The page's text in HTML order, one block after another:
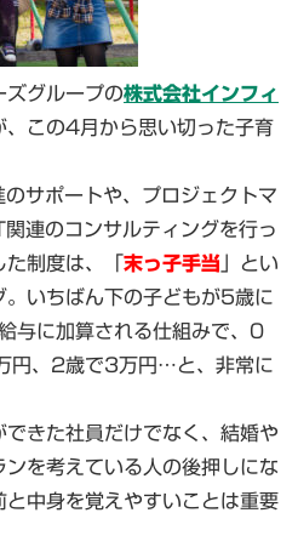
ズグループの株式会社インフィ
、この4月から思い切った子育
サポートや、プロジェクトマ
連のコンサルティングを行っ
制度は、「 末っ子手当 」とい
。いちばん下の子どもが5歳に
与に加算される仕組みで、0
円、2歳で3万円…と、非常に
きた社員だけでなく、結婚や
を考えている人の後押しにな
中身を覚えやすいことは重要